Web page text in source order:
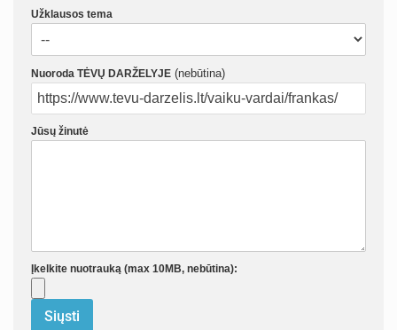
Užklausos tema
Nuoroda TĖVŲ DARŽELYJE (nebūtina)
Jūsų žinutė
Įkelkite nuotrauką (max 10MB, nebūtina):